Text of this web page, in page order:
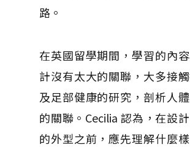
路。
在英國留學期間，學習的內
計沒有太大的關聯，大多接
及足部健康的研究，剖析人
的關聯。Cecilia 認為，在設
的外型之前，應先理解什麼